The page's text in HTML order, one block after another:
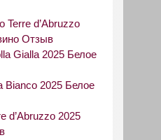
Terre d’Abruzzo
Отзыв
Gialla 2025 Белое
Bianco 2025 Белое
d’Abruzzo 2025